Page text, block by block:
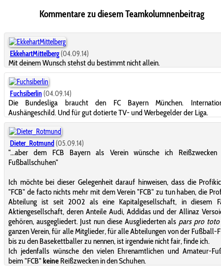
Kommentare zu diesem Teamkolumnenbeitrag
EkkehartMittelberg (04.09.14)
Mit deinem Wunsch stehst du bestimmt nicht allein.
Fuchsiberlin (04.09.14)
Die Bundesliga braucht den FC Bayern München.
Aushängeschild. Und für gut dotierte TV- und Werbegelder der Liga.
Dieter_Rotmund (05.09.14)
"...aber dem FCB Bayern als Verein wünsche ich
Fußballschuhen"
Ich möchte bei dieser Gelegenheit darauf hinweisen, dass die
"FCB" de facto nichts mehr mit dem Verein "FCB" zu tun haben, die
Abteilung ist seit 2002 als eine Kapitalgesellschaft, in diesem
Aktiengesellschaft, deren Anteile Audi, Addidas und der Allinaz
gehören, ausgegliedert. Just nun diese Ausgliederten als pars pro toto
ganzen Verein, für alle Mitglieder, für alle Abteilungen von der Fußball-
bis zu den Basekettballer zu nennen, ist irgendwie nicht fair, finde ich.
Ich jedenfalls wünsche den vielen Ehrenamtlichen und Amateur-
beim "FCB"keine Reißzwecken in den Schuhen.